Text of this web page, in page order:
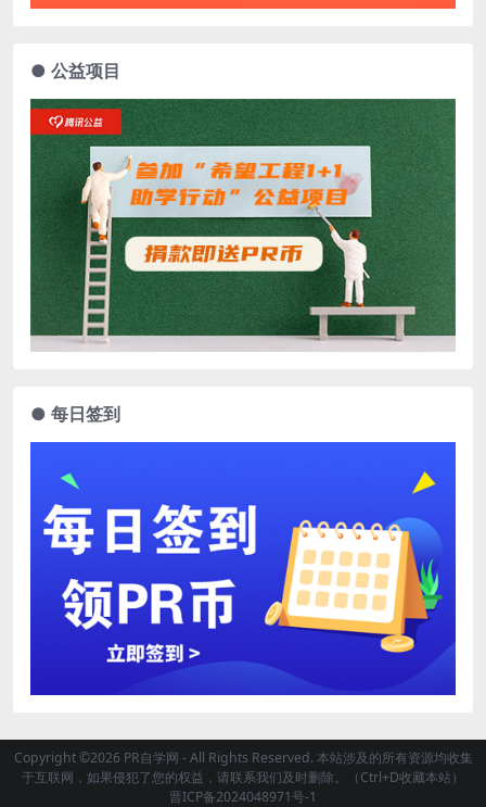
● 公益项目
● 每日签到
Copyright ©2026 PR自学网 - All Rights Reserved. 本站涉及的所有资源均收集
于互联网，如果侵犯了您的权益，请联系我们及时删除。（Ctrl+D收藏本站）
晋ICP备2024048971号-1